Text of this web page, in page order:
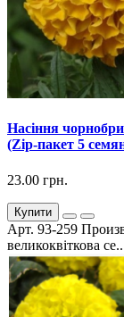
Насіння
(Zip-пакет 5
23.00 грн.
Купити
Арт. 93-259
великоквіткова